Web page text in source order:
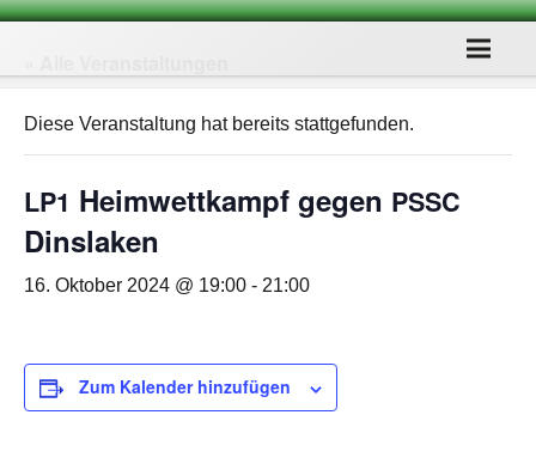
Diese Veranstaltung hat bereits stattgefunden.
LP1 Heim­wett­kampf gegen PSSC
Dinslaken
16. Oktober 2024 @ 19:00 - 21:00
Zum Kalender hinzufügen